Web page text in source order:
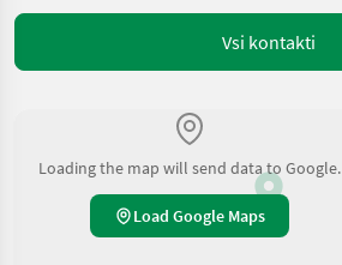
Vsi kontakti
Loading the map will send data to Google.
Load Google Maps